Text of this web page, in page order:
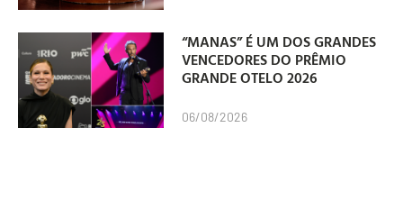
“MANAS” É UM DOS GRANDES
VENCEDORES DO PRÊMIO
GRANDE OTELO 2026
06/08/2026